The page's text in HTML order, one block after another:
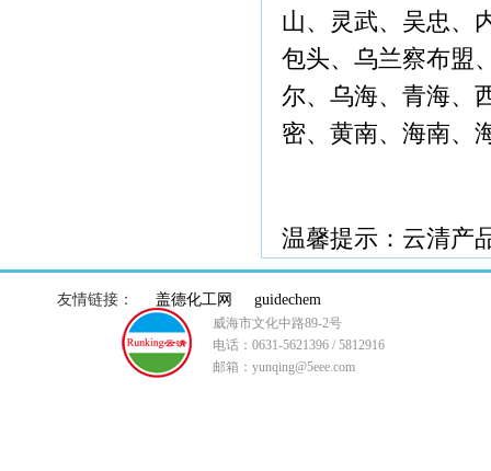
山、灵武、吴忠、
包头、乌兰察布盟
尔、乌海、青海、
密、黄南、海南、
温馨提示：云清产
友情链接： 盖德化工网 guidechem
威海市文化中路89-2号
电话：0631-5621396 / 5812916
邮箱：yunqing@5eee.com